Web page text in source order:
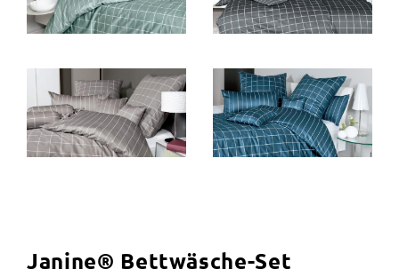
Janine® Bettwäsche-Set